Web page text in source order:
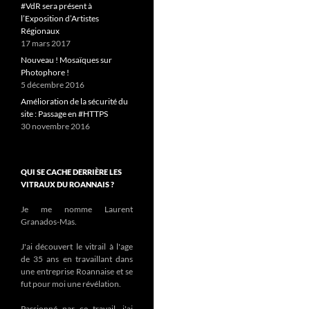
#VdR sera présent à
l’Exposition d’Artistes
Régionaux
17 mars 2017
Nouveau ! Mosaïques sur
Photophore !
5 décembre 2016
Amélioration de la sécurité du
site : Passage en #HTTPS
30 novembre 2016
QUI SE CACHE DERRIÈRE LES
VITRAUX DU ROANNAIS ?
Je me nomme Laurent
Granados-Mas.
J'ai découvert le vitrail à l'age
de 35 ans en travaillant dans
une entreprise Roannaise et se
fut pour moi une révélation.